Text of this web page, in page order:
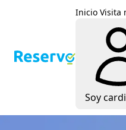
InicioVisita
Soy